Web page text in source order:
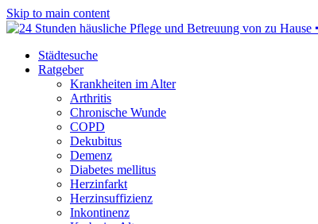
Skip to main content
Städtesuche
Ratgeber
Krankheiten im Alter
Arthritis
Chronische Wunde
COPD
Dekubitus
Demenz
Diabetes mellitus
Herzinfarkt
Herzinsuffizienz
Inkontinenz